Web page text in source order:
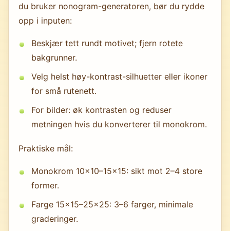
du bruker nonogram-generatoren, bør du rydde
opp i inputen:
Beskjær tett rundt motivet; fjern rotete
bakgrunner.
Velg helst høy-kontrast-silhuetter eller ikoner
for små rutenett.
For bilder: øk kontrasten og reduser
metningen hvis du konverterer til monokrom.
Praktiske mål:
Monokrom 10×10–15×15: sikt mot 2–4 store
former.
Farge 15×15–25×25: 3–6 farger, minimale
graderinger.